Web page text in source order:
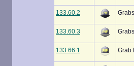
133.60.2
133.60.3
133.66.1 Grab